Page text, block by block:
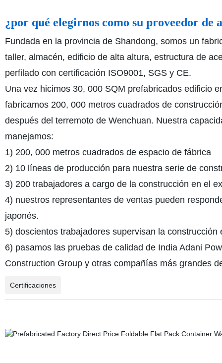
¿por qué elegirnos como su proveedor de
Fundada en la provincia de Shandong, somos un
taller, almacén, edificio de alta altura, estructura de
perfilado con certificación ISO9001, SGS y CE.
Una vez hicimos 30, 000 SQM prefabricados edificio
fabricamos 200, 000 metros cuadrados de
después del terremoto de Wenchuan. Nuestra
manejamos:
1) 200, 000 metros cuadrados de espacio de fábrica
2) 10 líneas de producción para nuestra serie de
3) 200 trabajadores a cargo de la construcción en el
4) nuestros representantes de ventas pueden
japonés.
5) doscientos trabajadores supervisan la construcción
6) pasamos las pruebas de calidad de India Adani
Construction Group y otras compañías más grandes
Certificaciones